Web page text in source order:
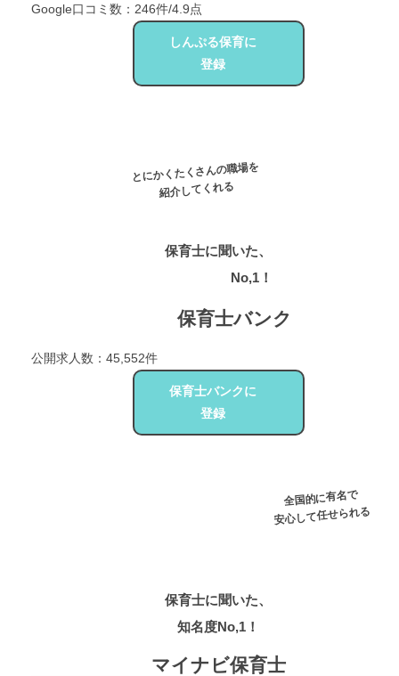
Google口コミ数：246件/4.9点
しんぷる保育に
登録
とにかくたくさんの職場を
紹介してくれる
保育士に聞いた、
No,1！
保育士バンク
公開求人数：45,552件
保育士バンクに
登録
全国的に有名で
安心して任せられる
保育士に聞いた、
知名度No,1！
マイナビ保育士